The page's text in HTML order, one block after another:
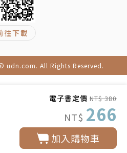
電子書定價 NT$ 380
NT$ 266
加入購物車
等書由時報出版。
業。擔任過網路公司編輯企劃
一蕊花》撰文，翻譯漫畫及雜
及翻譯。
往下載
udn.com. All Rights Reserved.